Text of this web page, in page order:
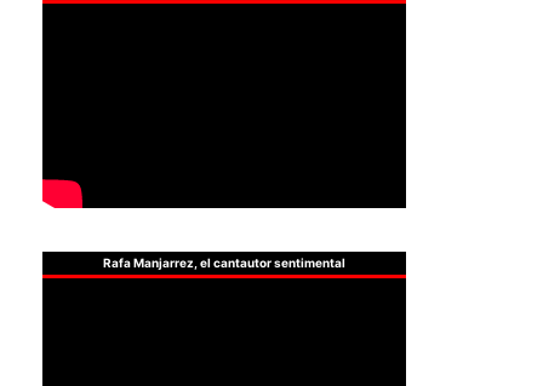
Rafa Manjarrez, el cantautor sentimental